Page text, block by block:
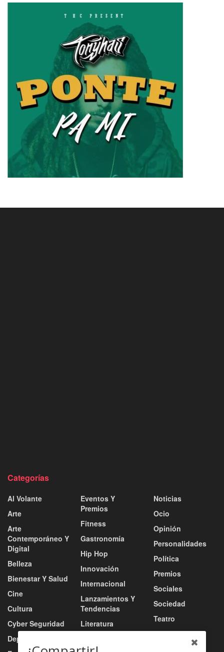
Categorías
Al Volante
Arte
Arte
Contemporáneo Y
Digital
Belleza
Bienestar Y Salud
Cine
Cultura
Cyber Seguridad
Deportes
Eventos Y
Premios
Fitness
Gastronomía
Hip Hop
Innovación
Internacional
Lanzamientos Y
Tendencias
Literatura
Noticias
Ocio
Opinión
Personalidades
Política
Premios
Sociales
Sociedad
Teatro
Tecnología